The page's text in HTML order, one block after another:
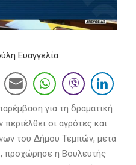
Ευαγγελία
για τη δραματική
οι αγρότες και
του Δήμου Τεμπών, μετά
προχώρησε η Βουλευτής